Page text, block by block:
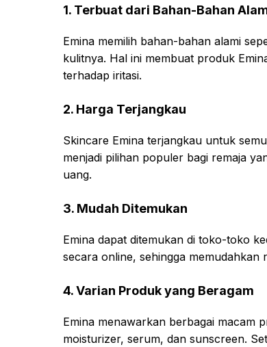
1. Terbuat dari Bahan-Bahan
Emina memilih bahan-bahan alami
kulitnya. Hal ini membuat produk
terhadap iritasi.
2. Harga Terjangkau
Skincare Emina terjangkau untuk
menjadi pilihan populer bagi remaja
uang.
3. Mudah Ditemukan
Emina dapat ditemukan di toko-toko
secara online, sehingga
4. Varian Produk yang Beragam
Emina menawarkan berbagai macam
moisturizer, serum, dan sunscreen.